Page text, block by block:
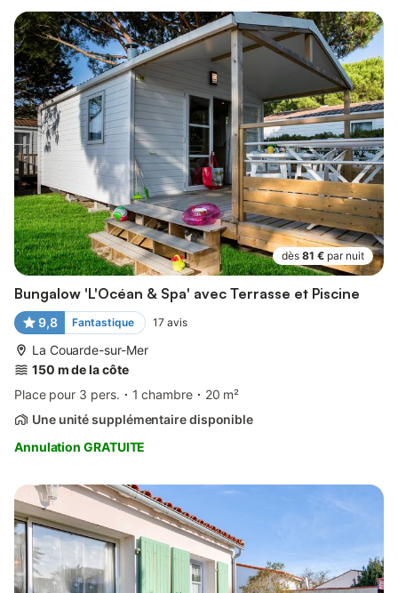
dès 81 € par nuit
Bungalow 'L'Océan & Spa' avec Terrasse et Piscine
9,8 Fantastique 17 avis
La Couarde-sur-Mer
150 m de la côte
Place pour 3 pers.
1 chambre
20 m²
Une unité supplémentaire disponible
Annulation GRATUITE